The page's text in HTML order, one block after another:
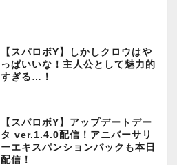
【スパロボY】しかしクロウはや
っぱいいな！主人公として魅力的
すぎる…！
【スパロボY】アップデートデー
タ ver.1.4.0配信！アニバーサリ
ーエキスパンションパックも本日
配信！